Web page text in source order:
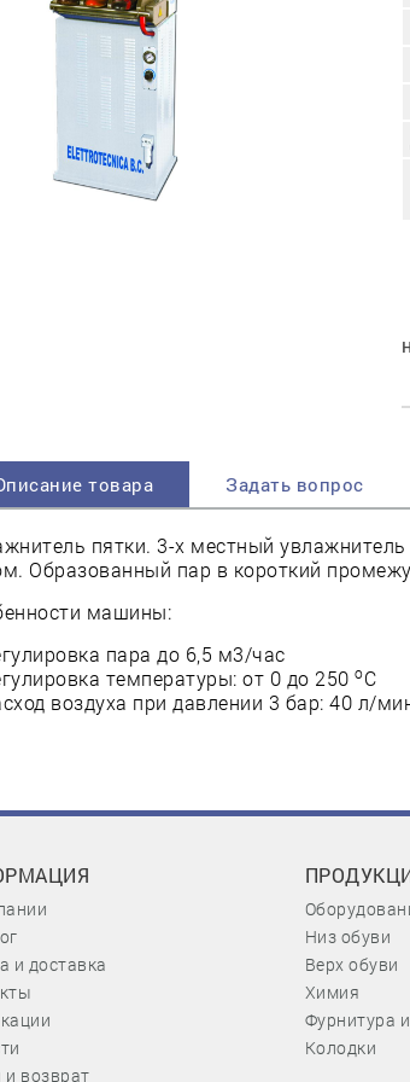
товара Задать вопрос
пятки. 3-х местный
Образованный пар в короткий
машины:
пара до 6,5 м3/час
температуры: от 0 до 250 оС
воздуха при давлении 3 бар: 40 л/
и доставка
возврат
Низ обуви
Верх обуви
Химия
Фурнитура
Колодки